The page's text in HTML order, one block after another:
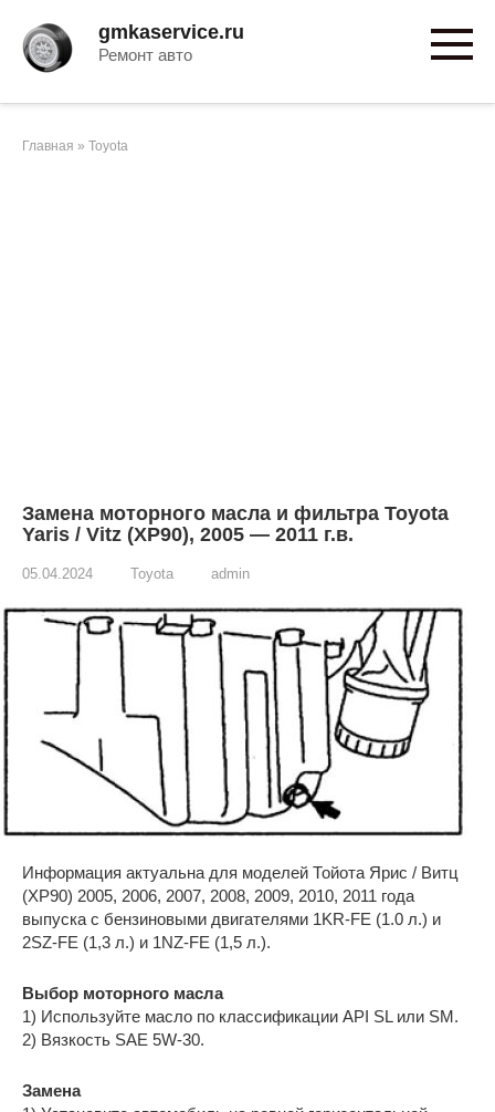
контенту
gmkaservice.ru
Ремонт авто
Главная » Toyota
Замена моторного масла и фильтра Toyota
Yaris / Vitz (XP90), 2005 — 2011 г.в.
05.04.2024 Toyota admin
Информация актуальна для моделей Тойота Ярис / Витц
(XP90) 2005, 2006, 2007, 2008, 2009, 2010, 2011 года
выпуска с бензиновыми двигателями 1KR-FE (1.0 л.) и
2SZ-FE (1,3 л.) и 1NZ-FE (1,5 л.).
Выбор моторного масла
1) Используйте масло по классификации API SL или SM.
2) Вязкость SAE 5W-30.
Замена